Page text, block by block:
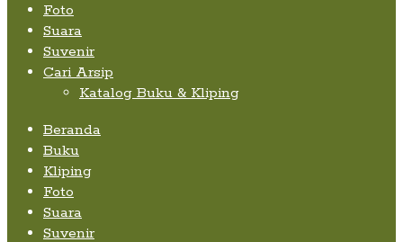
Foto
Suara
Suvenir
Cari Arsip
Katalog Buku & Kliping
Beranda
Buku
Kliping
Foto
Suara
Suvenir